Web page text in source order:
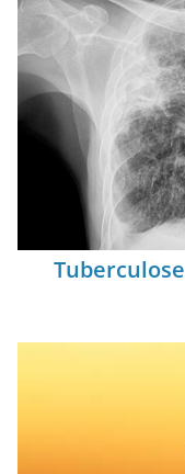
Tuberculose